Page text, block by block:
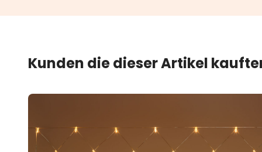
Kunden die dieser Artikel